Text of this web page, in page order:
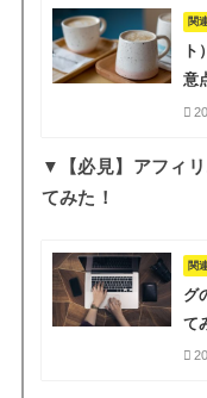
関
意
▼【必見】アフィ
てみた！
関
グ
て